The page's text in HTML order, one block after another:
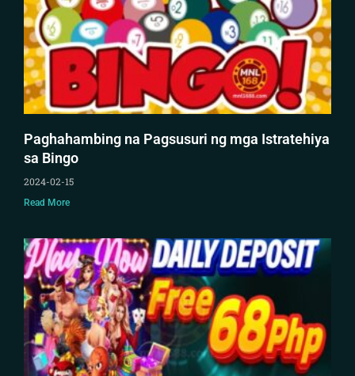
Paghahambing na Pagsusuri ng mga Istratehiya
sa Bingo
2024-02-15
Read More